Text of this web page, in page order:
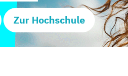
Zur Hochschule